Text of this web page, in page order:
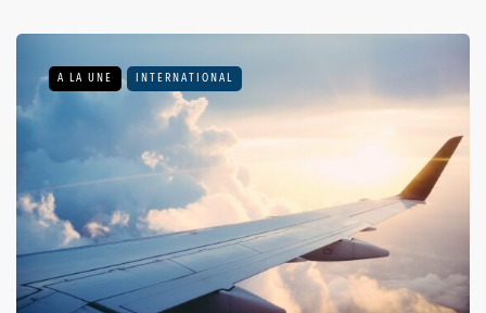
A LA UNE INTERNATIONAL